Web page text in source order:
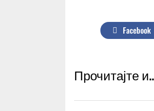
Facebook
Прочитајте